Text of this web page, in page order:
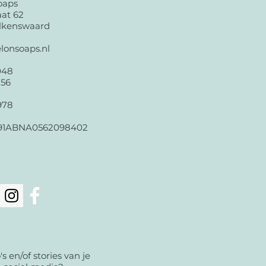
62
en/of stories van je